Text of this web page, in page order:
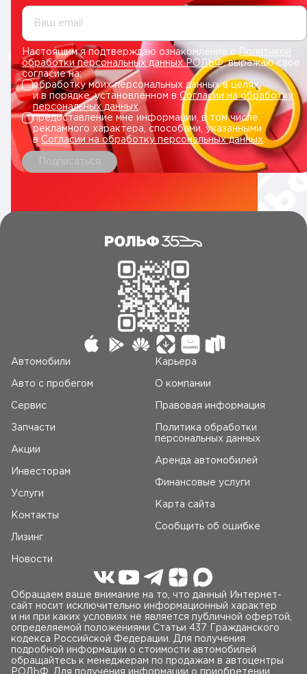
Ваш email
Настоящим я подтверждаю ознакомление сПолитикой
обработки персональных данных РОЛЬФ, выражаю свое
согласие на:
обработку моих персональных данных в целях
и в порядке, установленном в Согласии на обработку
персональных данных.
предоставление мне информации, в том числе
рекламного характера, способами, указанными
в Согласии на обработку персональных данных
Подписаться
Автомобили
Авто c пробегом
Сервис
Запчасти
Акции
Инвесторам
Услуги
Контакты
Лизинг
Новости
Карьера
О компании
Правовая информация
Политика обработки
персональных данных
Аренда автомобилей
Финансовые услуги
Карта сайта
Сообщить об ошибке
Обращаем ваше внимание на то, что данный Интернет-
сайт носит исключительно информационный характер
и ни при каких условиях не является публичной офертой,
определяемой положениями Статьи 437 Гражданского
кодекса Российской Федерации. Для получения
подробной информации о стоимости автомобилей
обращайтесь к менеджерам по продажам в автоцентры
РОЛЬФ. Для получения информации о приобретении